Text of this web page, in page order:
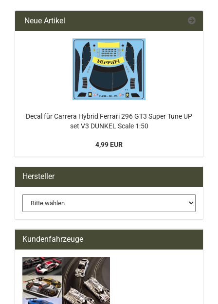
Neue Artikel
Decal für Carrera Hybrid Ferrari 296 GT3 Super Tune UP
set V3 DUNKEL Scale 1:50
4,99 EUR
Hersteller
Kundenfahrzeuge